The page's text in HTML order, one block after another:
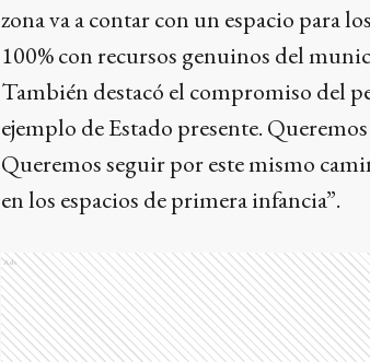
zona va a contar con un espacio para
100% con recursos genuinos del
También destacó el compromiso del
ejemplo de Estado presente.
Queremos seguir por este mismo
en los espacios de primera infancia”.
Ads